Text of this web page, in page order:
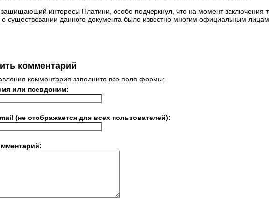
защищающий интересы Платини, особо подчеркнул, что на момент заключения
о существовании данного документа было известно многим официальным
комментарий
комментария заполните все поля формы:
или псевдоним:
(не отображается для всех пользователей):